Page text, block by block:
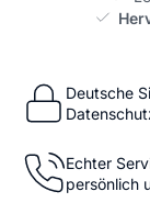
Deutsche
Echter
persönlich